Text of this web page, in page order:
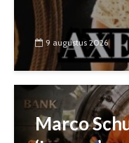
9 augustus 2026
Marco